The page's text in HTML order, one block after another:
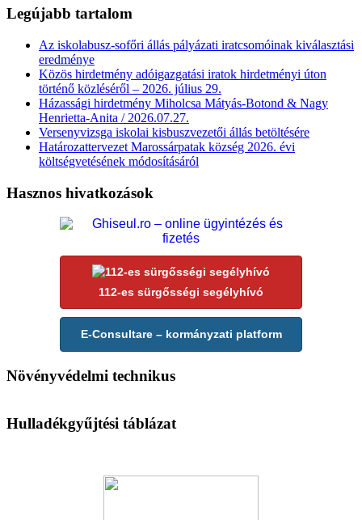
Legújabb tartalom
Az iskolabusz-sofőri állás pályázati iratcsomóinak kiválasztási
eredménye
Közös hirdetmény adóigazgatási iratok hirdetményi úton
történő közléséről – 2026. július 29.
Házassági hirdetmény Miholcsa Mátyás-Botond & Nagy
Henrietta-Anita / 2026.07.27.
Versenyvizsga iskolai kisbuszvezetői állás betöltésére
Határozattervezet Marossárpatak község 2026. évi
költségvetésének módosításáról
Hasznos hivatkozások
112-es sürgősségi segélyhívó
E-Consultare – kormányzati platform
Növényvédelmi technikus
Hulladékgyűjtési táblázat